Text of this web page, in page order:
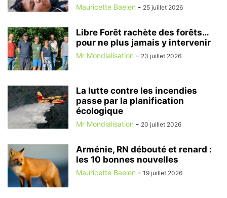
Mauricette Baelen - 25 juillet 2026
Libre Forêt rachète des forêts…
pour ne plus jamais y intervenir
Mr Mondialisation - 23 juillet 2026
La lutte contre les incendies
passe par la planification
écologique
Mr Mondialisation - 20 juillet 2026
Arménie, RN débouté et renard :
les 10 bonnes nouvelles
Mauricette Baelen - 19 juillet 2026